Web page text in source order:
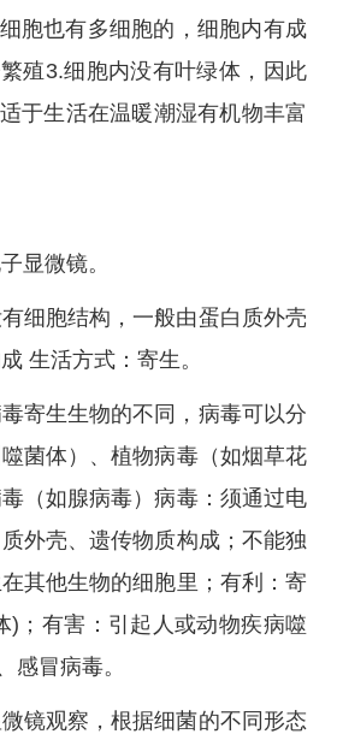
胞也有多细胞的，细胞内有成
殖3.细胞内没有叶绿体，因此
于生活在温暖潮湿有机物丰富
显微镜。
细胞结构，一般由蛋白质外壳
生活方式：寄生。
寄生生物的不同，病毒可以分
菌体）、植物病毒（如烟草花
（如腺病毒）病毒：须通过电
外壳、遗传物质构成；不能独
其他生物的细胞里；有利：寄
)；有害：引起人或动物疾病噬
感冒病毒。
镜观察，根据细菌的不同形态